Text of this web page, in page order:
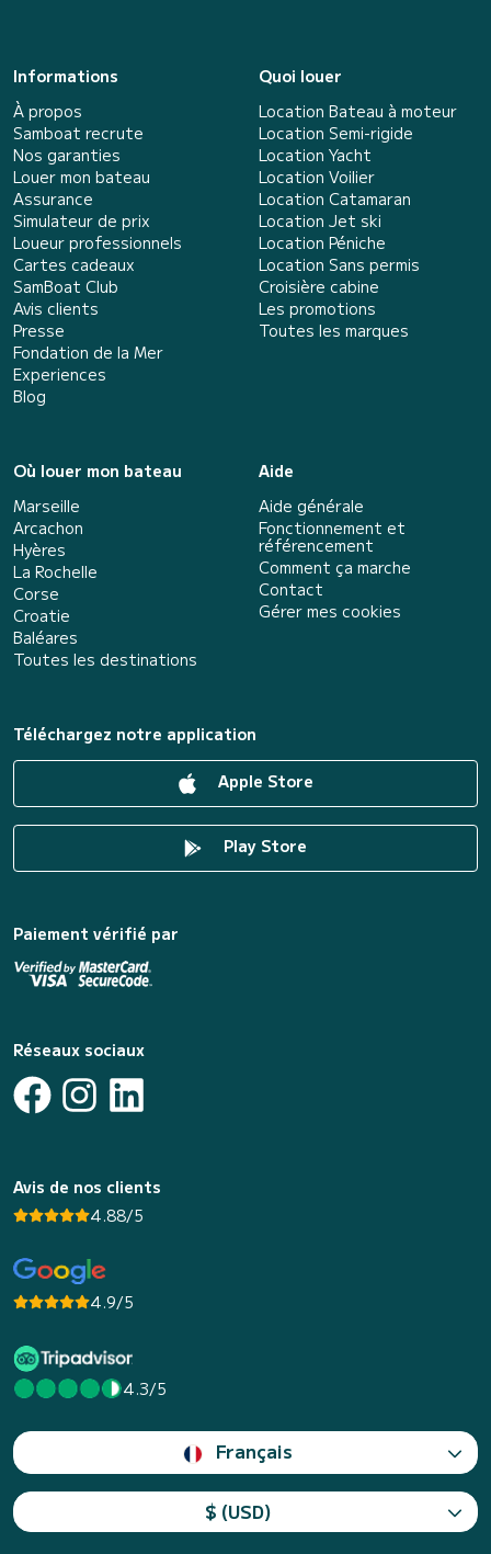
Informations
À propos
Samboat recrute
Nos garanties
Louer mon bateau
Assurance
Simulateur de prix
Loueur professionnels
Cartes cadeaux
SamBoat Club
Avis clients
Presse
Fondation de la Mer
Experiences
Blog
Quoi louer
Location Bateau à moteur
Location Semi-rigide
Location Yacht
Location Voilier
Location Catamaran
Location Jet ski
Location Péniche
Location Sans permis
Croisière cabine
Les promotions
Toutes les marques
Où louer mon bateau
Marseille
Arcachon
Hyères
La Rochelle
Corse
Croatie
Baléares
Toutes les destinations
Aide
Aide générale
Fonctionnement et
référencement
Comment ça marche
Contact
Gérer mes cookies
Téléchargez notre application
Apple Store
Play Store
Paiement vérifié par
Réseaux sociaux
Avis de nos clients
4.88/5
4.9/5
4.3/5
Français
$ (USD)